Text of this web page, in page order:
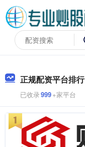
正规配资平台排行
已收录999+家平台